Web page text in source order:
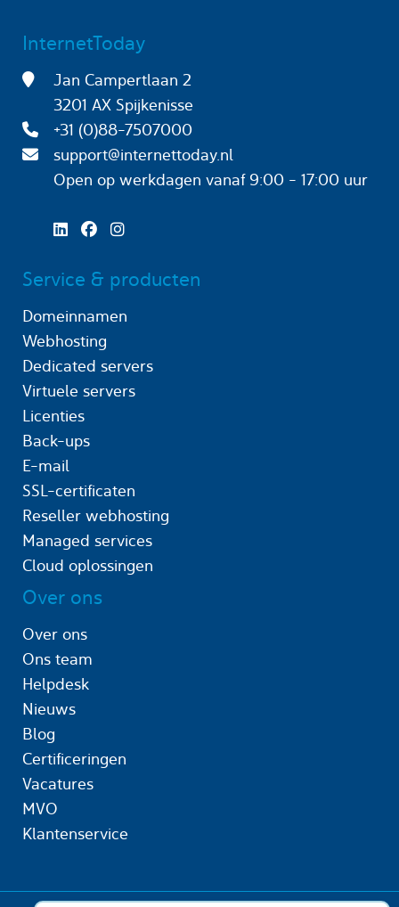
InternetToday
Jan Campertlaan 2
3201 AX Spijkenisse
+31 (0)88-7507000
support@internettoday.nl
Open op werkdagen
vanaf 9:00 - 17:00 uur
Service & producten
Domeinnamen
Webhosting
Dedicated servers
Virtuele servers
Licenties
Back-ups
E-mail
SSL-certificaten
Reseller webhosting
Managed services
Cloud oplossingen
Over ons
Over ons
Ons team
Helpdesk
Nieuws
Blog
Certificeringen
Vacatures
MVO
Klantenservice